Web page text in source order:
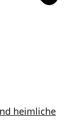
heimliche